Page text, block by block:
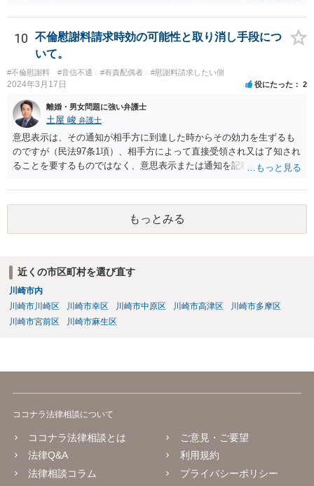
せん。弁護士会照会を依頼する弁護士と必要性についてよく協議され
る必要があると思います。
10
不倫慰謝料請求時効の可能性と取り消し手段につ
いて。
#不倫慰謝料 #音信不通 #有責配偶者 #慰謝料請求したい側
2024年3月17日 役にたった 2
離婚・男女問題に強い弁護士
土屋 峻 弁護士
意思表示は、その通知が相手方に到達した時からその効力を生ずるも
のですが（民法97条1項）、相手方によって直接受領され又は了知され
ることを要するものではなく、意思表示または通知を記載した書面
られます（最判昭和43年12月17日）。したがって、相手方の支配圏内
に入っていれば（郵便受けに投函するなど。実際には配達証明などを
つけたほうがよいでしょう。）、時効の完成猶予の効果を享受できる
と考えます。 その結果、催告の時効完成猶予期間の6か月の間に訴訟
もっとみる
近くの市区町村を選び直す
川崎市内
川崎市川崎区
川崎市幸区 川崎市中原区 川崎市高津区
川崎市多摩区
川崎市宮前区
川崎市麻生区
ココナラ法律相談について
ココナラ法律相談とは
法律Q&A
法律相談コラム
ご意見・ご要望
利用規約
プライバシーポリシー